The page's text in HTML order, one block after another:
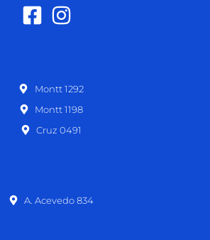
Montt 1292
Montt 1198
Cruz 0491
A. Acevedo 834